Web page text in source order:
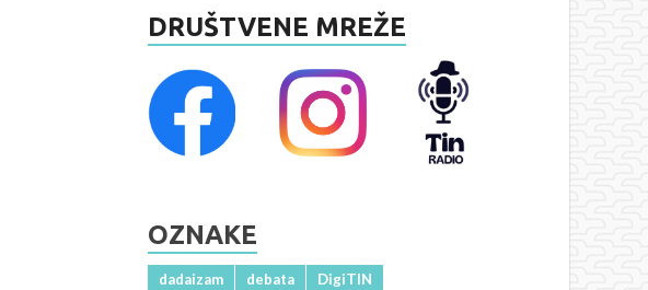
DRUŠTVENE MREŽE
OZNAKE
dadaizam debata
DigiTIN